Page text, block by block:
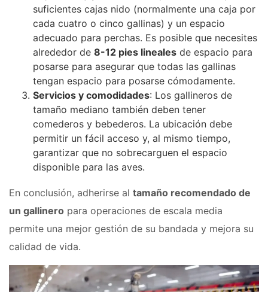
suficientes cajas nido (normalmente una caja por
cada cuatro o cinco gallinas) y un espacio
adecuado para perchas. Es posible que necesites
alrededor de 8-12 pies lineales de espacio para
posarse para asegurar que todas las gallinas
tengan espacio para posarse cómodamente.
Servicios y comodidades: Los gallineros de
tamaño mediano también deben tener
comederos y bebederos. La ubicación debe
permitir un fácil acceso y, al mismo tiempo,
garantizar que no sobrecarguen el espacio
disponible para las aves.
En conclusión, adherirse al tamaño recomendado de
un gallinero para operaciones de escala media
permite una mejor gestión de su bandada y mejora su
calidad de vida.